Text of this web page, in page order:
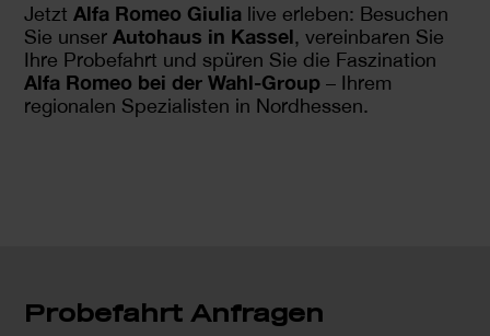
JetztAlfa Romeo Giulia live erleben: Besuchen
Sie unserAutohaus in Kassel, vereinbaren Sie
Ihre Probefahrt und spüren Sie die Faszination
Alfa Romeo bei der Wahl-Group – Ihrem
regionalen Spezialisten in Nordhessen.
Probefahrt Anfragen